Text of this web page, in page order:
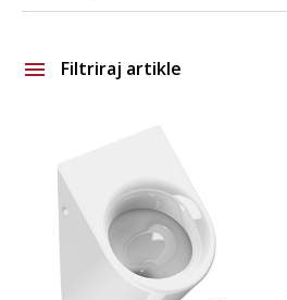
Filtriraj artikle
Vrsta asortimana